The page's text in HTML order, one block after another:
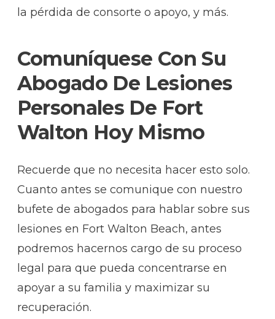
la pérdida de consorte o apoyo, y más.
Comuníquese Con Su
Abogado De Lesiones
Personales De Fort
Walton Hoy Mismo
Recuerde que no necesita hacer esto solo.
Cuanto antes se comunique con nuestro
bufete de abogados para hablar sobre sus
lesiones en Fort Walton Beach, antes
podremos hacernos cargo de su proceso
legal para que pueda concentrarse en
apoyar a su familia y maximizar su
recuperación.